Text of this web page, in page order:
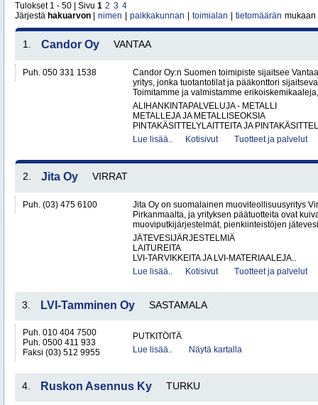
Tulokset 1 - 50 | Sivu 1 2 3 4
Järjestä hakuarvon nimen paikkakunnan toimialan tietomäärän mukaan
1. Candor Oy VANTAA
Puh. 050 331 1538
Candor Oy:n Suomen toimipiste sijaitsee
yritys, jonka tuotantotilat ja pääkonttori
Toimitamme ja valmistamme
ALIHANKINTAPALVELUJA - METALLI
METALLEJA JA METALLISEOKSIA
PINTAKÄSITTELYLAITTEITA JA
Lue lisää..
Kotisivut Tuotteet ja palvelut
2. Jita Oy VIRRAT
Puh. (03) 475 6100
Jita Oy on suomalainen muoviteollisuusyritys
Pirkanmaalta, ja yrityksen päätuotteita ovat
muoviputkijärjestelmät, pienkiinteistöjen
JÄTEVESIJÄRJESTELMIÄ
LAITUREITA
LVI-TARVIKKEITA JA LVI-MATERIAALEJA..
Lue lisää..
Kotisivut Tuotteet ja palvelut
3. LVI-Tamminen Oy SASTAMALA
Puh. 010 404 7500
Puh. 0500 411 933
Faksi (03) 512 9955
PUTKITÖITÄ
Lue lisää..
Näytä kartalla
4. Ruskon Asennus Ky TURKU